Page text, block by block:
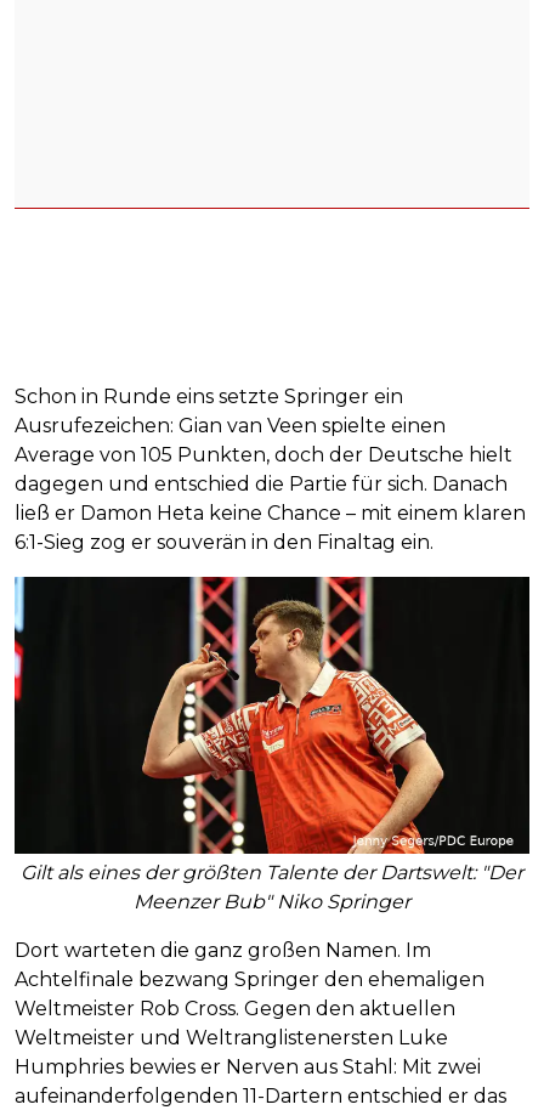
Schon in Runde eins setzte Springer ein
Ausrufezeichen: Gian van Veen spielte einen
Average von 105 Punkten, doch der Deutsche hielt
dagegen und entschied die Partie für sich. Danach
ließ er Damon Heta keine Chance – mit einem klaren
6:1-Sieg zog er souverän in den Finaltag ein.
Gilt als eines der größten Talente der Dartswelt: "Der
Meenzer Bub" Niko Springer
Dort warteten die ganz großen Namen. Im
Achtelfinale bezwang Springer den ehemaligen
Weltmeister Rob Cross. Gegen den aktuellen
Weltmeister und Weltranglistenersten Luke
Humphries bewies er Nerven aus Stahl: Mit zwei
aufeinanderfolgenden 11-Dartern entschied er das